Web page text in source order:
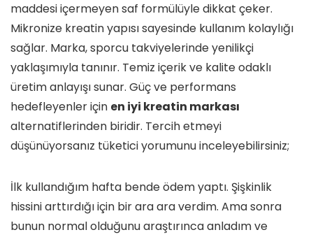
maddesi içermeyen saf formülüyle dikkat çeker.
Mikronize kreatin yapısı sayesinde kullanım kolaylığı
sağlar. Marka, sporcu takviyelerinde yenilikçi
yaklaşımıyla tanınır. Temiz içerik ve kalite odaklı
üretim anlayışı sunar. Güç ve performans
hedefleyenler için en iyi kreatin markası
alternatiflerinden biridir. Tercih etmeyi
düşünüyorsanız tüketici yorumunu inceleyebilirsiniz;
İlk kullandığım hafta bende ödem yaptı. Şişkinlik
hissini arttırdığı için bir ara ara verdim. Ama sonra
bunun normal olduğunu araştırınca anladım ve